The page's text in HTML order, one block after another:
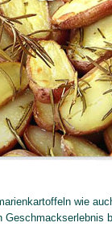
wie